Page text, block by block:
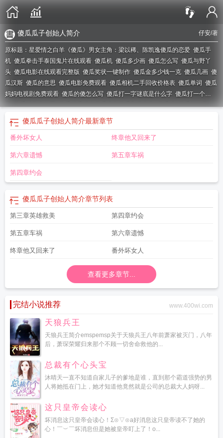
仔安/著
傻瓜瓜子创始人简介
原标题：星爱情之白羊《傻瓜》男女主角：梁以稀、陈凯逸傻瓜的恋爱 傻瓜手
机 傻瓜拳击手泰国鬼片在线观看 傻瓜机 傻瓜多少画 傻瓜怎么写 傻瓜与野丫
头 傻瓜电影在线观看完整版 傻瓜奖状一键制作 傻瓜金多少钱一克 傻瓜几画 傻
瓜汉斯 傻瓜的意思 傻瓜电影免费观看 傻瓜相机二手回收价格表 傻瓜单词 傻瓜
妈妈电视剧免费观看 傻瓜的傻怎么写 傻瓜打一字谜底是什么字 傻瓜打一个
字傻瓜时代少年团傻瓜种瓜种出傻瓜唯有傻瓜救得中华傻瓜猫傻瓜打一数
傻瓜鱼的图片 傻瓜式一键制作荣誉证书
肖 傻瓜病毒
妈妈傻瓜吉姆佩尔 傻瓜别让眼泪乖乖流终于你我的爱埋葬在
什么生肖?傻瓜韩语 傻瓜猫动画片全集傻瓜175功放电路图
本傻瓜麻将规则
看傻瓜bY关山越傻瓜奖状傻瓜喝醋是哪个鸟说的傻瓜图片傻瓜种瓜种出傻
剧 傻瓜打三个数字傻瓜头像 傻瓜瓜子创始人简介
一样傻瓜特工傻瓜万用表的使用方法 傻瓜猜一字傻瓜歌词
文怎么读傻瓜拼音 傻瓜妈妈电视剧在线观看免费
曲傻瓜式磨刀机傻瓜英语破解版 傻瓜日语 傻瓜相机
傻瓜用英语怎么读傻瓜蛋是什么意思
傻瓜相机是什么意思
傻瓜瓜子创始人简介最新章节
番外坏女人 终章他又回来了
第六章遗憾 第五章车祸
第四章约会
傻瓜瓜子创始人简介章节列表
第三章英雄救美 第四章约会
第五章车祸 第六章遗憾
终章他又回来了 番外坏女人
查看更多章节...
完结小说推荐 www.400wi.com
天狼兵王
天狼兵王简介emspemsp关于天狼兵王八年前萧家被灭门，八年
后，萧琛荣耀归来那个不顾一切舍命救他的...
总裁有个心头宝
沐晴天一直不知道自家儿子的爹地是谁，直到那个霸道强势的男
人将她抵在门上，她才知道他竟然就是公司的总裁大人妈呀...
这只皇帝会读心
坏消息这只皇帝会读心！Σ⊙▽⊙a好消息这只皇帝读不了她的
心！￣︶￣坏消息但是她被皇帝盯上了！o...